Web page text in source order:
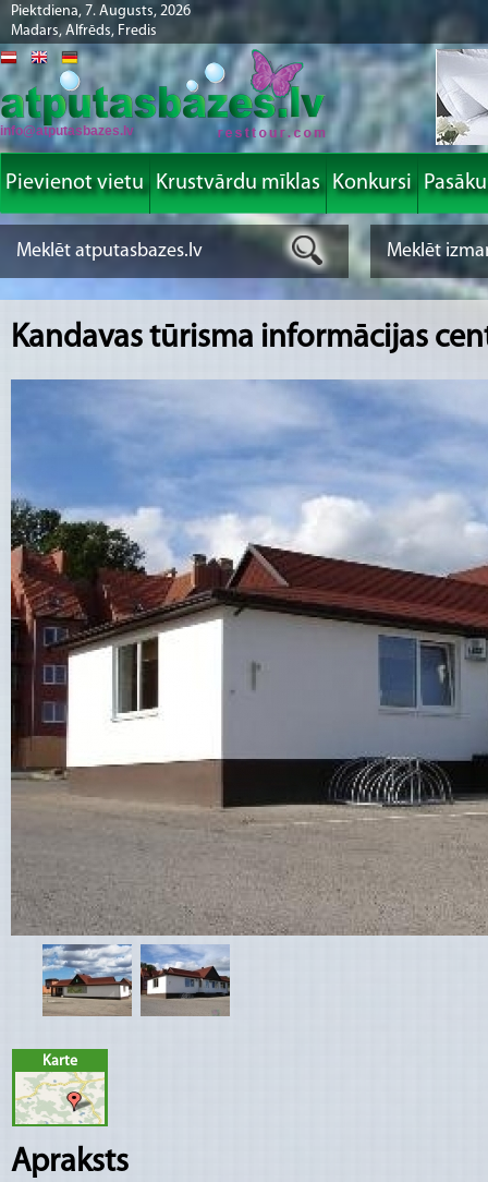
Piektdiena, 7. Augusts, 2026
Madars, Alfrēds, Fredis
info@atputasbazes.lv
Pievienot vietu Krustvārdu mīklas Konkursi
Kandavas tūrisma informācijas
Karte
Apraksts